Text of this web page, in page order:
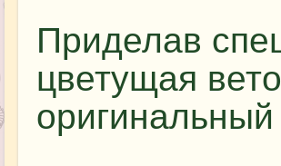
Приделав
цветущая
оригинальный